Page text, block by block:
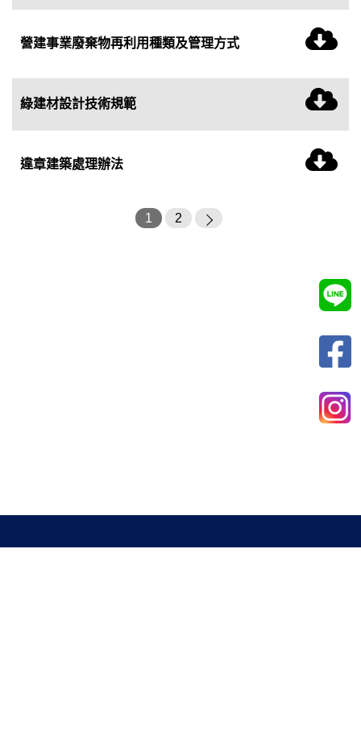
營建事業廢棄物再利用種類及管理方式
綠建材設計技術規範
違章建築處理辦法
1 2